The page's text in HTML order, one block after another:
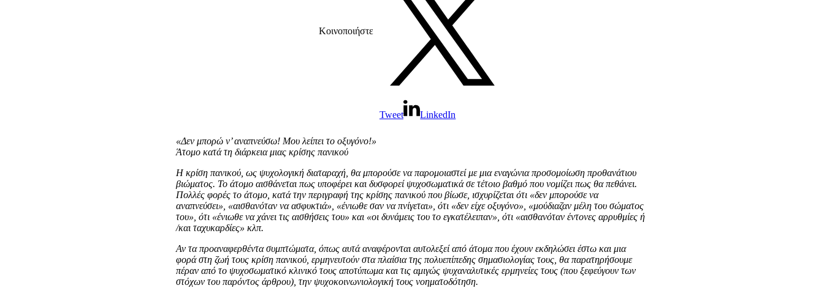
Κοινοποιήστε
Tweet LinkedIn
«Δεν μπορώ ν’ αναπνεύσω! Μου λείπει το οξυγόνο!»
Άτομο κατά τη διάρκεια μιας κρίσης πανικού
Η κρίση πανικού, ως ψυχολογική διαταραχή, θα μπορούσε να παρομοιαστεί με μια εναγώνια προσομοίωση προθανάτιου
βιώματος. Το άτομο αισθάνεται πως υποφέρει και δυσφορεί ψυχοσωματικά σε τέτοιο βαθμό που νομίζει πως θα πεθάνει.
Πολλές φορές το άτομο, κατά την περιγραφή της κρίσης πανικού που βίωσε, ισχυρίζεται ότι «δεν μπορούσε να
αναπνεύσει», «αισθανόταν να ασφυκτιά», «ένιωθε σαν να πνίγεται», ότι «δεν είχε οξυγόνο», «μούδιαζαν μέλη του σώματος
του», ότι «ένιωθε να χάνει τις αισθήσεις του» και «οι δυνάμεις του το εγκατέλειπαν», ότι «αισθανόταν έντονες αρρυθμίες ή
/και ταχυκαρδίες» κλπ.
Αν τα προαναφερθέντα συμπτώματα, όπως αυτά αναφέρονται αυτολεξεί από άτομα που έχουν εκδηλώσει έστω και μια
φορά στη ζωή τους κρίση πανικού, ερμηνευτούν στα πλαίσια της πολυεπίπεδης σημασιολογίας τους, θα παρατηρήσουμε
πέραν από το ψυχοσωματικό κλινικό τους αποτύπωμα και τις αμιγώς ψυχαναλυτικές ερμηνείες τους (που ξεφεύγουν των
στόχων του παρόντος άρθρου), την ψυχοκοινωνιολογική τους νοηματοδότηση.